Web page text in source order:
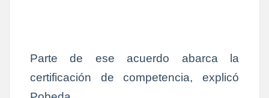
Parte de ese acuerdo abarca la
certificación de competencia, explicó